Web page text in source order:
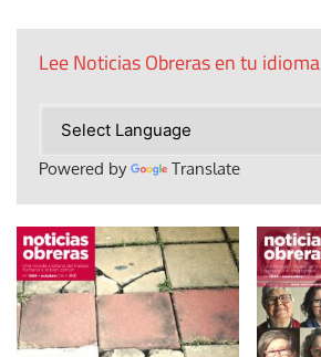
Lee Noticias Obreras en tu idioma
Powered by Translate